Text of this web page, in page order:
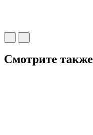
Смотрите также